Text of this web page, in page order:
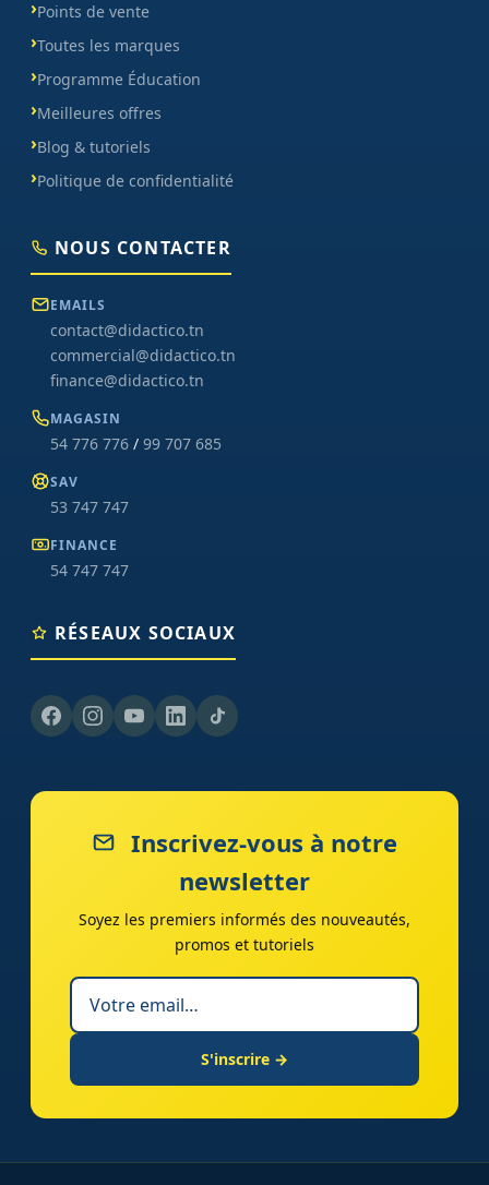
Points de vente
Toutes les marques
Programme Éducation
Meilleures offres
Blog & tutoriels
Politique de confidentialité
NOUS CONTACTER
EMAILS
contact@didactico.tn
commercial@didactico.tn
finance@didactico.tn
MAGASIN
54 776 776 / 99 707 685
SAV
53 747 747
FINANCE
54 747 747
RÉSEAUX SOCIAUX
Inscrivez-vous à notre
newsletter
Soyez les premiers informés des nouveautés,
promos et tutoriels
S'inscrire →